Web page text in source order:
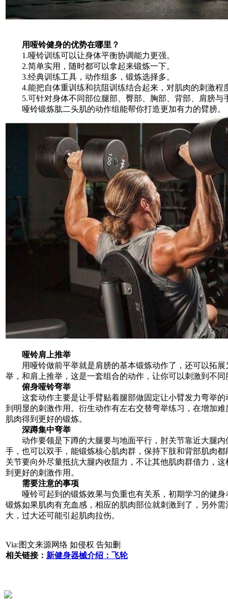
用哑铃健身的优势在哪里？
1.哑铃训练可以让身体平衡协调能力更强。
2.简单实用，随时都可以拿起来锻炼一下。
3.经典训练工具，动作组多，锻炼选择多。
4.能把自体重训练和抗阻训练结合起来，对肌肉的刺激程
5.可针对身体不同部位腿部、臀部、胸部、背部、肩膀与
哑铃锻炼肱二头肌的动作组能帮你打造更加有力的臂膀。
哑铃肩上推举
用哑铃做前平举就是肩膀的基本锻炼动作了，还可以拓展
举，和肩上推举，这是一套组合的动作，让你可以刺激到不同
俯身哑铃弯举
这套动作主要是让手臂贴着腿部做固定让小臂发力弯举的
到明显的刺激作用。衍生动作有左右交替弯举练习，在增加
肌肉得到更好的锻炼。
深蹲集中弯举
动作要领是下蹲的大腿要与地面平行，肘关节靠近大腿内
手，也可以双手，能锻炼核心肌肉群，保持下肢和背部肌肉
关节要向外尽量抵抗大腿内收阻力，不让其他肌肉群借力，
到更好的刺激作用。
需要注意的事项
哑铃可起到的锻炼效果与负重也有关系，初期学习的健身
锻炼如果肌肉有充血感，相应的肌肉部位就刺激到了，另外
大，过大还可能引起肌肉拉伤。
Via:图文来源网络 如侵权 告知删
相关链接： 新健身器械介绍：飞轮